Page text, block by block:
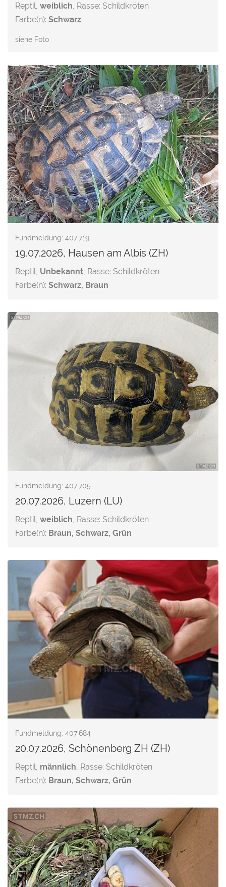
Reptil, weiblich, Rasse: Schildkröten
Farbe(n): Schwarz
siehe Foto
Fundmeldung: 407'719
19.07.2026, Hausen am Albis (ZH)
Reptil, Unbekannt, Rasse: Schildkröten
Farbe(n): Schwarz, Braun
Fundmeldung: 407'705
20.07.2026, Luzern (LU)
Reptil, weiblich, Rasse: Schildkröten
Farbe(n): Braun, Schwarz, Grün
Fundmeldung: 407'684
20.07.2026, Schönenberg ZH (ZH)
Reptil, männlich, Rasse: Schildkröten
Farbe(n): Braun, Schwarz, Grün